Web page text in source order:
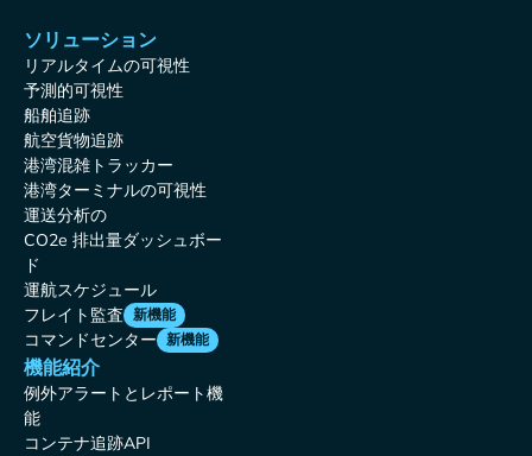
ソリューション
リアルタイムの可視性
予測的可視性
船舶追跡
航空貨物追跡
港湾混雑トラッカー
港湾ターミナルの可視性
運送分析の
CO2e 排出量ダッシュボー
ド
運航スケジュール
フレイト監査 新機能
コマンドセンター 新機能
機能紹介
例外アラートとレポート機
能
コンテナ追跡API